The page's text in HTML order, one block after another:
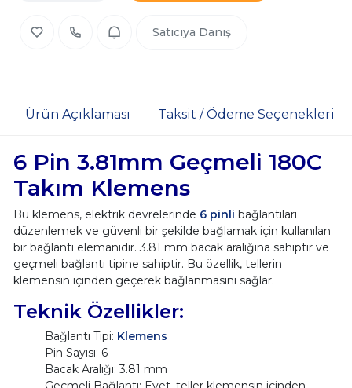
Satıcıya Danış
Ürün Açıklaması Taksit / Ödeme Seçenekleri
6 Pin 3.81mm Geçmeli 180C
Takım Klemens
Bu klemens, elektrik devrelerinde 6 pinli bağlantıları
düzenlemek ve güvenli bir şekilde bağlamak için kullanılan
bir bağlantı elemanıdır. 3.81 mm bacak aralığına sahiptir ve
geçmeli bağlantı tipine sahiptir. Bu özellik, tellerin
klemensin içinden geçerek bağlanmasını sağlar.
Teknik Özellikler:
Bağlantı Tipi: Klemens
Pin Sayısı: 6
Bacak Aralığı: 3.81 mm